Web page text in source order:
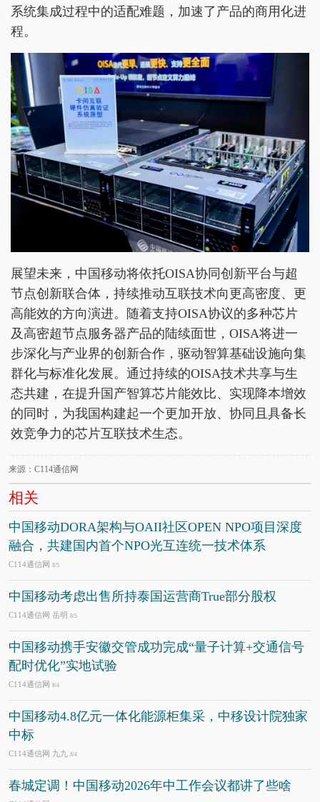
系统集成过程中的适配难题，加速了产品的商用化进
程。
展望未来，中国移动将依托OISA协同创新平台与超
节点创新联合体，持续推动互联技术向更高密度、更
高能效的方向演进。随着支持OISA协议的多种芯片
及高密超节点服务器产品的陆续面世，OISA将进一
步深化与产业界的创新合作，驱动智算基础设施向集
群化与标准化发展。通过持续的OISA技术共享与生
态共建，在提升国产智算芯片能效比、实现降本增效
的同时，为我国构建起一个更加开放、协同且具备长
效竞争力的芯片互联技术生态。
来源：C114通信网
相关
中国移动DORA架构与OAII社区OPEN NPO项目深度
融合，共建国内首个NPO光互连统一技术体系
C114通信网 8/5
中国移动考虑出售所持泰国运营商True部分股权
C114通信网 岳明 8/5
中国移动携手安徽交管成功完成“量子计算+交通信号
配时优化”实地试验
C114通信网 8/4
中国移动4.8亿元一体化能源柜集采，中移设计院独家
中标
C114通信网 九九 8/4
春城定调！中国移动2026年中工作会议都讲了些啥